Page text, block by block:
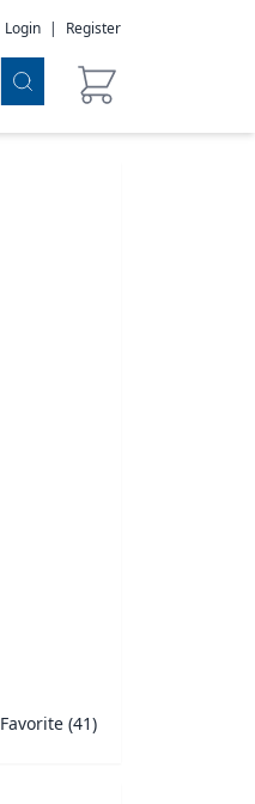
Login | Register
Favorite (41)